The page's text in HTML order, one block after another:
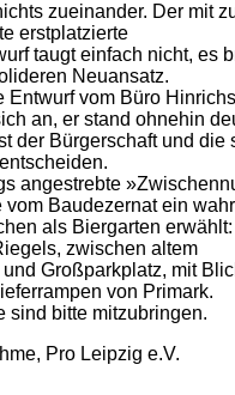
zueinander. Der mit
erstplatzierte
taugt einfach nicht, es
Neuansatz.
Entwurf vom Büro
an, er stand ohnehin
der Bürgerschaft und die
angestrebte
vom Baudezernat ein
als Biergarten
zwischen altem
Großparkplatz, mit
von Primark.
sind bitte mitzubringen.
Pro Leipzig e.V.